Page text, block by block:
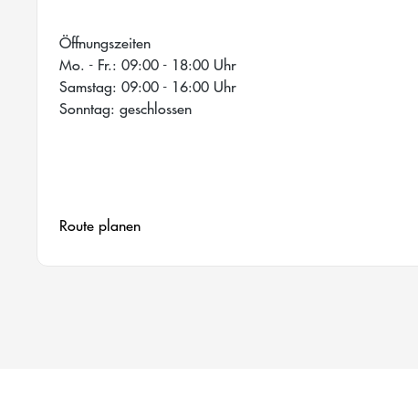
Öffnungszeiten
Mo. - Fr.: 09:00 - 18:00 Uhr
Samstag: 09:00 - 16:00 Uhr
Sonntag: geschlossen
Route planen